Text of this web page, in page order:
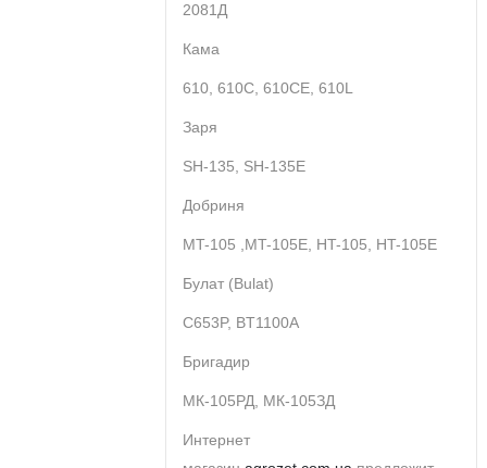
2081Д
Кама
610, 610С, 610CE, 610L
Заря
SH-135, SH-135E
Добриня
MT-105 ,MT-105E, HT-105, HT-105E
Булат (Bulat)
C653P, BT1100A
Бригадир
МК-105РД, МК-105ЗД
Интернет